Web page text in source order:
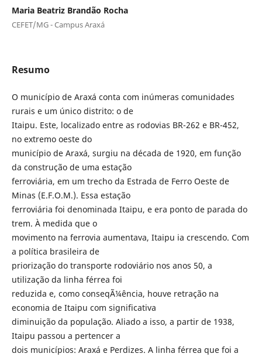
Maria Beatriz Brandão Rocha
CEFET/MG - Campus Araxá
Resumo
O município de Araxá conta com inúmeras comunidades
rurais e um único distrito: o de
Itaipu. Este, localizado entre as rodovias BR-262 e BR-452,
no extremo oeste do
município de Araxá, surgiu na década de 1920, em função
da construção de uma estação
ferroviária, em um trecho da Estrada de Ferro Oeste de
Minas (E.F.O.M.). Essa estação
ferroviária foi denominada Itaipu, e era ponto de parada do
trem. À medida que o
movimento na ferrovia aumentava, Itaipu ia crescendo. Com
a política brasileira de
priorização do transporte rodoviário nos anos 50, a
utilização da linha férrea foi
reduzida e, como conseqÃ¼ência, houve retração na
economia de Itaipu com significativa
diminuição da população. Aliado a isso, a partir de 1938,
Itaipu passou a pertencer a
dois municípios: Araxá e Perdizes. A linha férrea que foi a